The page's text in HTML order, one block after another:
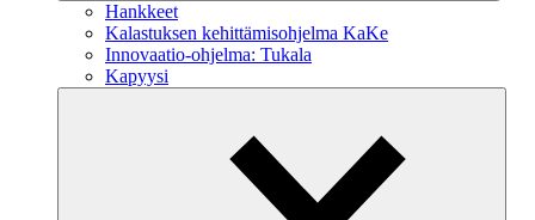
Hankkeet
Kalastuksen kehittämisohjelma KaKe
Innovaatio-ohjelma: Tukala
Kapyysi